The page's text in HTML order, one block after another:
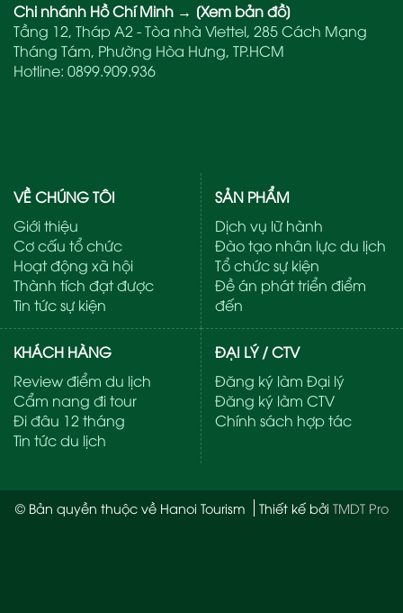
Chi nhánh Hồ Chí Minh → [Xem bản đồ]
Tầng 12, Tháp A2 - Tòa nhà Viettel, 285 Cách Mạng
Tháng Tám, Phường Hòa Hưng, TP.HCM
Hotline: 0899.909.936
VỀ CHÚNG TÔI
Giới thiệu
Cơ cấu tổ chức
Hoạt động xã hội
Thành tích đạt được
Tin tức sự kiện
SẢN PHẨM
Dịch vụ lữ hành
Đào tạo nhân lực du lịch
Tổ chức sự kiện
Đề án phát triển điểm
đến
KHÁCH HÀNG
Review điểm du lịch
Cẩm nang đi tour
Đi đâu 12 tháng
Tin tức du lịch
ĐẠI LÝ / CTV
Đăng ký làm Đại lý
Đăng ký làm CTV
Chính sách hợp tác
© Bản quyền thuộc về Hanoi Tourism Thiết kế bởi TMDT Pro